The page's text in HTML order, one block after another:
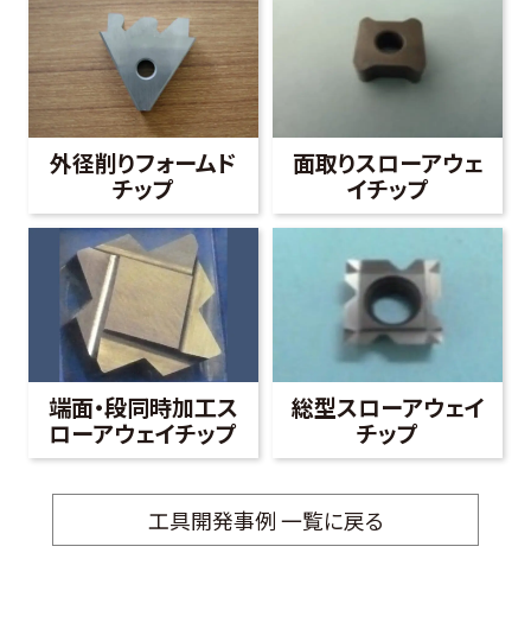
外径削りフォームド
チップ
面取りスローアウェ
イチップ
端面・段同時加工ス
ローアウェイチップ
総型スローアウェイ
チップ
工具開発事例 一覧に戻る